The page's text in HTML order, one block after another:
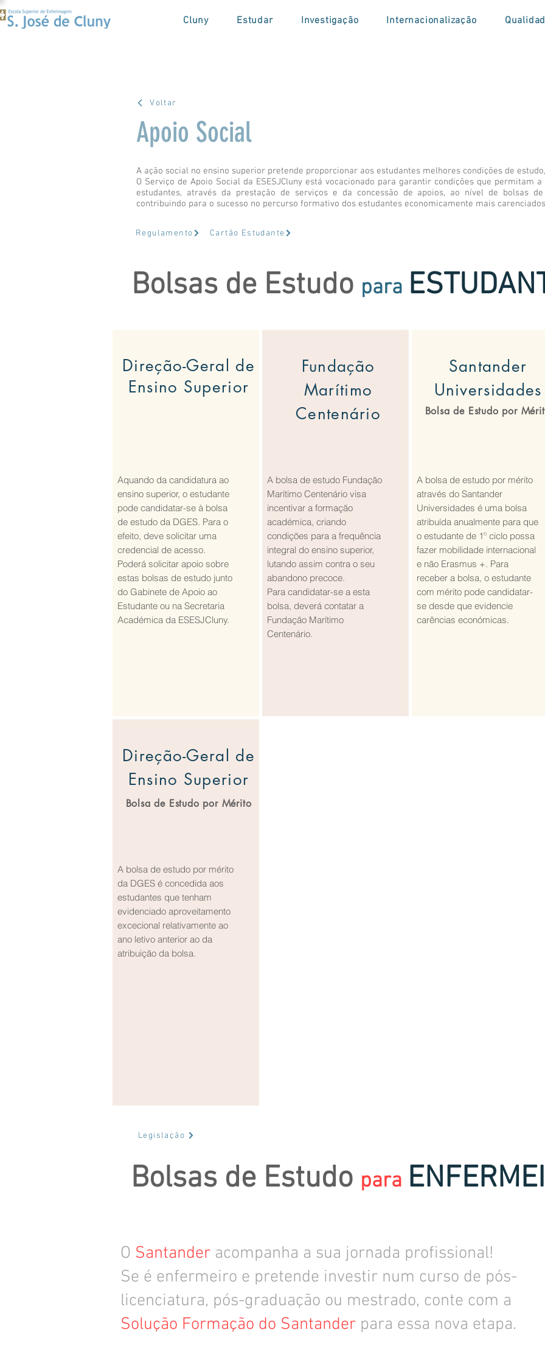
Cluny Estudar Investigação Internacionalização
Voltar
Apoio Social
A ação social no ensino superior pretende proporcionar aos estudantes melhores condições de
O Serviço de Apoio Social da ESESJCluny está vocacionado para garantir condições que permitam
estudantes, através da prestação de serviços e da concessão de apoios, ao nível de bolsas
contribuindo para o sucesso no percurso formativo dos estudantes economicamente mais
Regulamento Cartão Estudante
Bolsas de Estudo para
Direção-Geral de
Ensino Superior
Aquando da candidatura ao
ensino superior, o estudante
pode candidatar-se à bolsa
de estudo da DGES. Para o
efeito, deve solicitar uma
credencial de acesso.
Poderá solicitar apoio sobre
estas bolsas de estudo junto
do Gabinete de Apoio ao
Estudante ou na Secretaria
Académica da ESESJCluny.
Fundação
Marítimo
Centenário
A bolsa de estudo Fundação
Marítimo Centenário visa
incentivar a formação
académica, criando
condições para a frequência
integral do ensino superior,
lutando assim contra o seu
abandono precoce.
Para candidatar-se a esta
bolsa, deverá contatar a
Fundação Marítimo
Centenário.
Santander
Universidades
Bolsa de Estudo por
A bolsa de estudo por mérito
através do Santander
Universidades é uma bolsa
atribuída anualmente para que
o estudante de 1º ciclo possa
fazer mobilidade internacional
e não Erasmus +. Para
receber a bolsa, o estudante
com mérito pode candidatar-
se desde que evidencie
carências económicas.
Direção-Geral de
Ensino Superior
Bolsa de Estudo por Mérito
A bolsa de estudo por mérito
da DGES é concedida aos
estudantes que tenham
evidenciado aproveitamento
excecional relativamente ao
ano letivo anterior ao da
atribuição da bolsa.
Legislação
Bolsas de Estudo para
O Santander acompanha a sua jornada profissional!
Se é enfermeiro e pretende investir num curso de pós-
licenciatura, pós-graduação ou mestrado, conte com a
Solução Formação do Santander para essa nova etapa.